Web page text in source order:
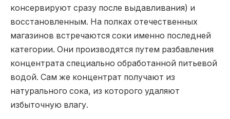
консервируют сразу после выдавливания) и
восстановленным. На полках отечественных
магазинов встречаются соки именно последней
категории. Они производятся путем разбавления
концентрата специально обработанной питьевой
водой. Сам же концентрат получают из
натурального сока, из которого удаляют
избыточную влагу.